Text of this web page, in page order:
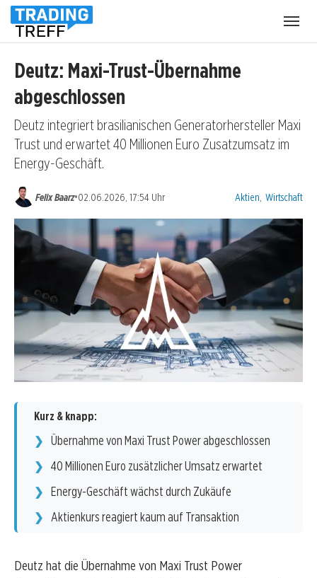
Deutz: Maxi-Trust-Übernahme
abgeschlossen
Deutz integriert brasilianischen Generatorhersteller Maxi
Trust und erwartet 40 Millionen Euro Zusatzumsatz im
Energy-Geschäft.
Felix Baarz•02.06.2026, 17:54 Uhr Kategorien:
Aktien Wirtschaft
Kurz & knapp:
Übernahme von Maxi Trust Power abgeschlossen
40 Millionen Euro zusätzlicher Umsatz erwartet
Energy-Geschäft wächst durch Zukäufe
Aktienkurs reagiert kaum auf Transaktion
Deutz hat die Übernahme von Maxi Trust Power